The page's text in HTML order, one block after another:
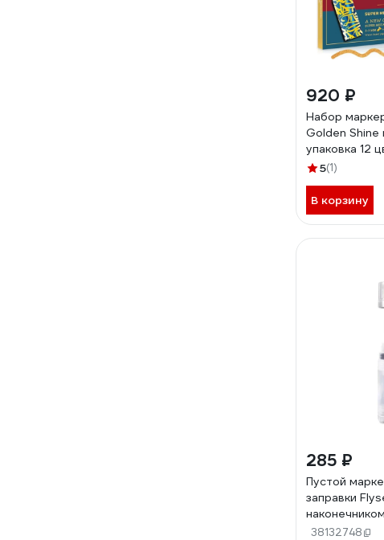
920 ₽
Набор
Golden Shine
упаковка 12
4402
5(1)
В корзину
285 ₽
Пустой
заправки
17
38132748